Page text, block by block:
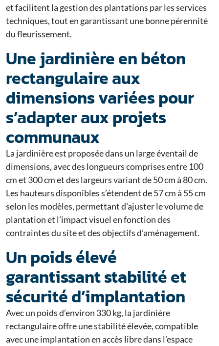
et facilitent la gestion des plantations par les services
techniques, tout en garantissant une bonne pérennité
du fleurissement.
Une jardinière en béton
rectangulaire aux
dimensions variées pour
s’adapter aux projets
communaux
La jardinière est proposée dans un large éventail de
dimensions, avec des longueurs comprises entre 100
cm et 300 cm et des largeurs variant de 50 cm à 80 cm.
Les hauteurs disponibles s’étendent de 57 cm à 55 cm
selon les modèles, permettant d’ajuster le volume de
plantation et l’impact visuel en fonction des
contraintes du site et des objectifs d’aménagement.
Un poids élevé
garantissant stabilité et
sécurité d’implantation
Avec un poids d’environ 330 kg, la jardinière
rectangulaire offre une stabilité élevée, compatible
avec une implantation en accès libre dans l’espace